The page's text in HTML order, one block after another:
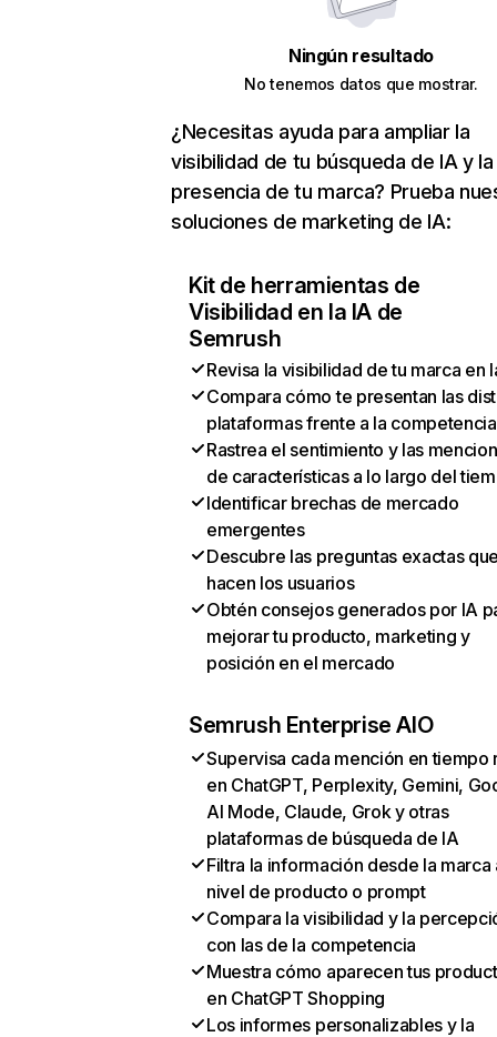
Ningún resultado
No tenemos datos que mostrar.
¿Necesitas ayuda para ampliar la
visibilidad de tu búsqueda de IA y la
presencia de tu marca? Prueba
soluciones de marketing de IA:
Kit de herramientas de
Visibilidad en la IA de
Semrush
Revisa la visibilidad de tu marca en
Compara cómo te presentan las
plataformas frente a la competencia
Rastrea el sentimiento y las
de características a lo largo del
Identificar brechas de mercado
emergentes
Descubre las preguntas exactas
hacen los usuarios
Obtén consejos generados por IA
mejorar tu producto, marketing y
posición en el mercado
Semrush Enterprise AIO
Supervisa cada mención en tiempo
en ChatGPT, Perplexity, Gemini,
AI Mode, Claude, Grok y otras
plataformas de búsqueda de IA
Filtra la información desde la marca
nivel de producto o prompt
Compara la visibilidad y la
con las de la competencia
Muestra cómo aparecen tus
en ChatGPT Shopping
Los informes personalizables y la